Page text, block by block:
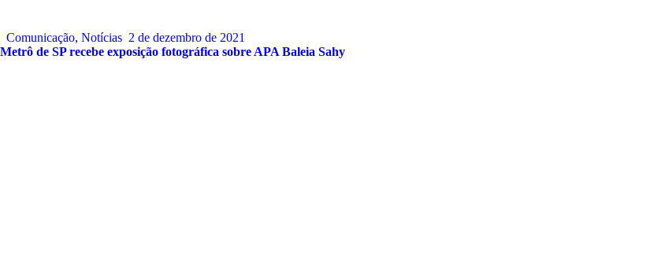
Comunicação, Notícias 2 de dezembro de 2021
Metrô de SP recebe exposição fotográfica sobre APA Baleia Sahy